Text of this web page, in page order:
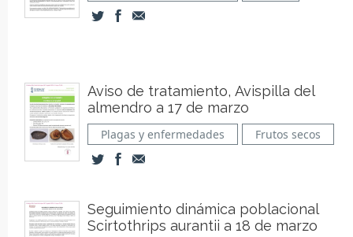
Aviso de tratamiento, Avispilla del
almendro a 17 de marzo
Plagas y enfermedades Frutos secos
Seguimiento dinámica poblacional
Scirtothrips aurantii a 18 de marzo